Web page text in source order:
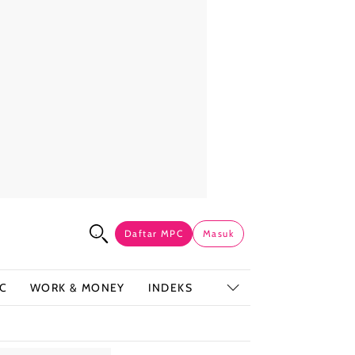
Daftar MPC Masuk
WORK & MONEY INDEKS